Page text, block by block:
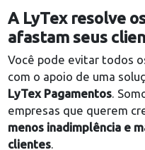
inadimplência
Clientes percebem
desorganizada
falta de clareza nas
descontrole com
afastar qualquer um.